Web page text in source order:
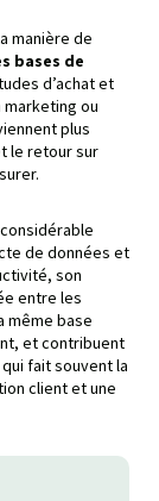
manière de
bases de
d’achat et
ou
plus
le retour sur
considérable
de données et
son
entre les
même base
et contribuent
fait souvent la
client et une